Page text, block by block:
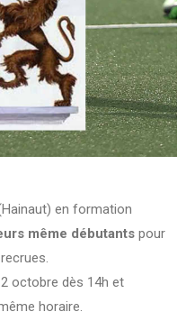
en formation
même débutants pour
octobre dès 14h et
horaire.